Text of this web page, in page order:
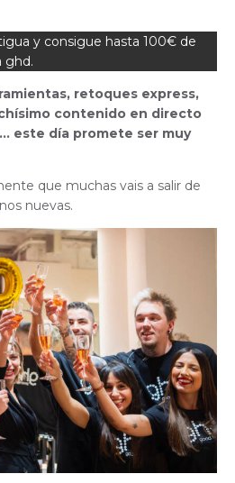
y consigue hasta 100€ de
ghd.
retoques express,
contenido en directo
este día promete ser muy
que muchas vais a salir de
nuevas.